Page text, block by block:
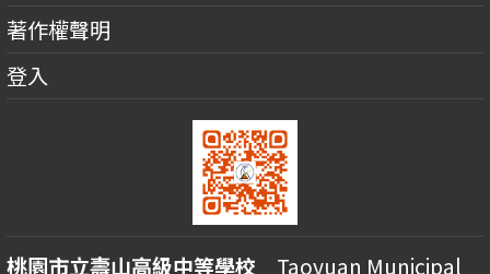
著作權聲明
登入
桃園市立壽山高級中等學校 Taoyuan Municipal